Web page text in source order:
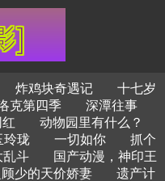
炸鸡块奇遇记
十七岁
克第四季
深潭往事
动物园里有什么？
玲珑 一切如你
抓个
乱斗
国产动漫，神印王
少的天价娇妻
遗产计